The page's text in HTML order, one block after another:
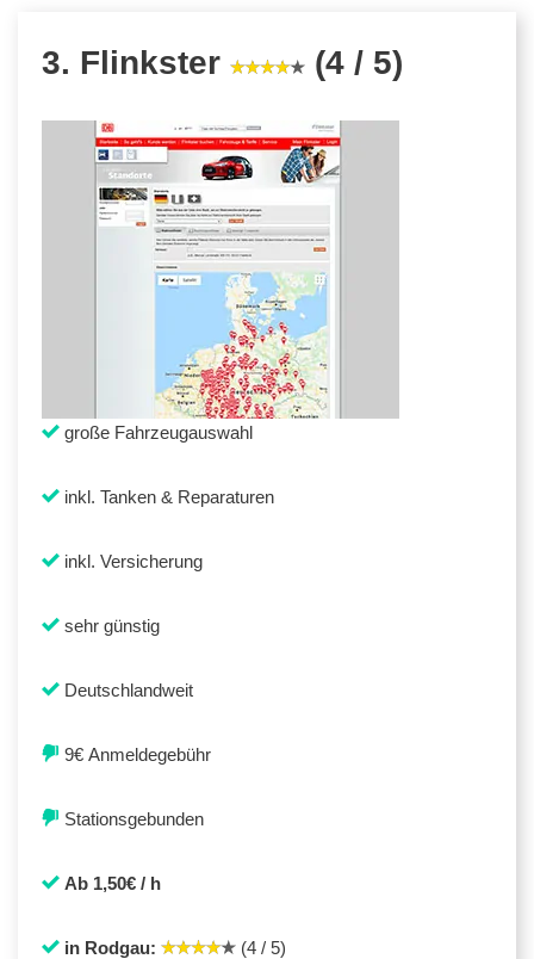
3. Flinkster (4 / 5)
große Fahrzeugauswahl
inkl. Tanken & Reparaturen
inkl. Versicherung
sehr günstig
Deutschlandweit
9€ Anmeldegebühr
Stationsgebunden
Ab 1,50€ / h
in Rodgau: (4 / 5)